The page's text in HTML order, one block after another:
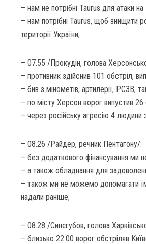
– нам не потрібні Taurus для атаки
– нам потрібні Taurus, щоб знищити
території України;
– 07.55 /Прокудін, голова
– противник здійснив 101 обстріл,
– бив з мінометів, артилерії, РСЗВ,
– по місту Херсон ворог випустив 26
– через російську агресію 4 людини
– 08.26 /Райдер, речник Пентагону/:
– без додаткового фінансування ми
– а також обладнання для
– також ми не можемо допомагати
надали раніше;
– 08.28 /Синєгубов, голова
– близько 22:00 ворог обстріляв